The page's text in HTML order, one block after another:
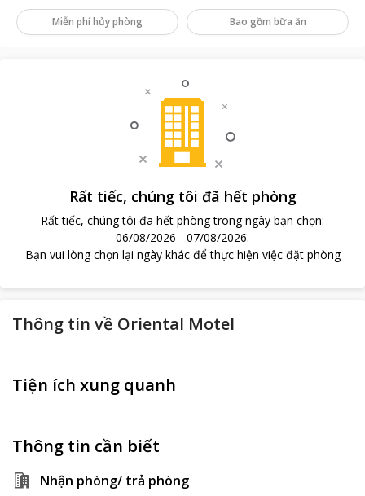
Miễn phí hủy phòng Bao gồm bữa ăn
Rất tiếc, chúng tôi đã hết phòng
Rất tiếc, chúng tôi đã hết phòng trong ngày bạn chọn:
06/08/2026 - 07/08/2026.
Bạn vui lòng chọn lại ngày khác để thực hiện việc đặt phòng
Thông tin về Oriental Motel
Tiện ích xung quanh
Thông tin cần biết
Nhận phòng/ trả phòng